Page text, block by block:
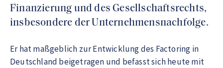
Finanzierung und des Gesellschaftsrechts,
insbesondere der Unternehmensnachfolge.
Er hat maßgeblich zur Entwicklung des Factoring in
Deutschland beigetragen und befasst sich heute mit